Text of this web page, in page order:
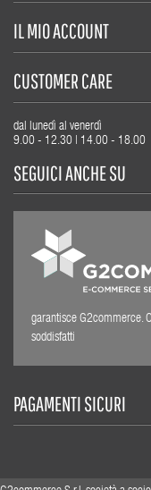
IL MIO ACCOUNT
CUSTOMER CARE
dal lunedì al venerdì
9.00 - 12.30 | 14.00 - 18.00
SEGUICI ANCHE SU
garantisce G2commerce.
soddisfatti
PAGAMENTI SICURI